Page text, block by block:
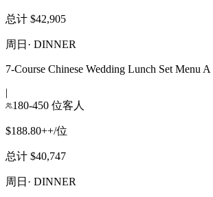
总计 $42,905
周日 · DINNER
7-Course Chinese Wedding Lunch Set Menu A
|
180-450 位客人
$188.80++/位
总计 $40,747
周日 · DINNER